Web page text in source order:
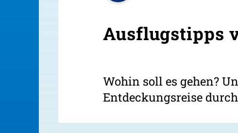
Ausflugstipps
Wohin soll es gehen?
Entdeckungsreise